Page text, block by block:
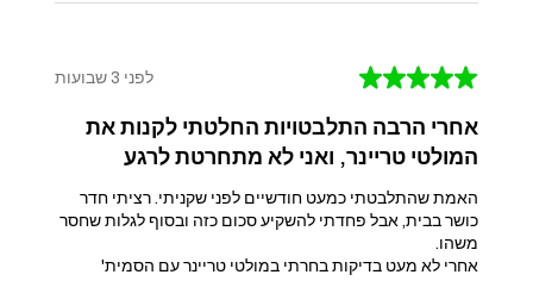
★
★
★
★
★ לפני 3 שבועות
אחרי הרבה התלבטויות החלטתי לקנות את
המולטי טריינר, ואני לא מתחרטת לרגע
האמת שהתלבטתי כמעט חודשיים לפני שקניתי. רציתי חדר
כושר בבית, אבל פחדתי להשקיע סכום כזה ובסוף לגלות שחסר
משהו.
אחרי לא מעט בדיקות בחרתי במולטי טריינר עם הסמית'